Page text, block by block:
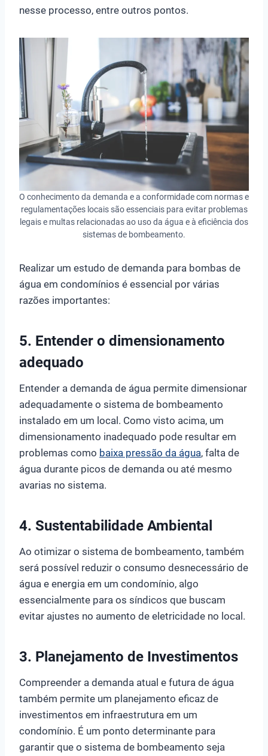
nesse processo, entre outros pontos.
O conhecimento da demanda e a conformidade com normas e
regulamentações locais são essenciais para evitar problemas
legais e multas relacionadas ao uso da água e à eficiência dos
sistemas de bombeamento.
Realizar um estudo de demanda para bombas de
água em condomínios é essencial por várias
razões importantes:
5. Entender o dimensionamento
adequado
Entender a demanda de água permite dimensionar
adequadamente o sistema de bombeamento
instalado em um local. Como visto acima, um
dimensionamento inadequado pode resultar em
problemas como baixa pressão da água, falta de
água durante picos de demanda ou até mesmo
avarias no sistema.
4. Sustentabilidade Ambiental
Ao otimizar o sistema de bombeamento, também
será possível reduzir o consumo desnecessário de
água e energia em um condomínio, algo
essencialmente para os síndicos que buscam
evitar ajustes no aumento de eletricidade no local.
3. Planejamento de Investimentos
Compreender a demanda atual e futura de água
também permite um planejamento eficaz de
investimentos em infraestrutura em um
condomínio. É um ponto determinante para
garantir que o sistema de bombeamento seja